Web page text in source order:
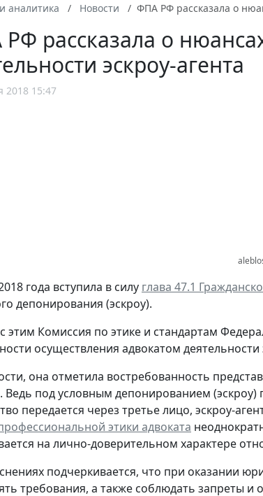
аналитика Новости ФПА РФ рассказала о
рассказала о
эскроу-агента
2018 15:47
года вступила в силу глава 47.1
депонирования (эскроу).
этим Комиссия по этике и стандартам
осуществления адвокатом деятельности
она отметила востребованность
Ведь под условным депонированием (эскроу)
передается через третье лицо, эскроу-
этики адвоката
на лично-доверительном характере
подчеркивается, что при оказании
требования, а также соблюдать запреты и